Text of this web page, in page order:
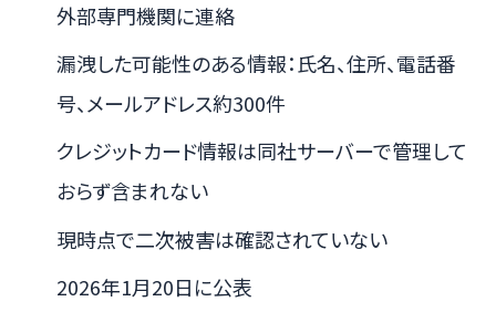
外部専門機関に連絡
漏洩した可能性のある情報：氏名、住所、電話番
号、メールアドレス約300件
クレジットカード情報は同社サーバーで管理して
おらず含まれない
現時点で二次被害は確認されていない
2026年1月20日に公表